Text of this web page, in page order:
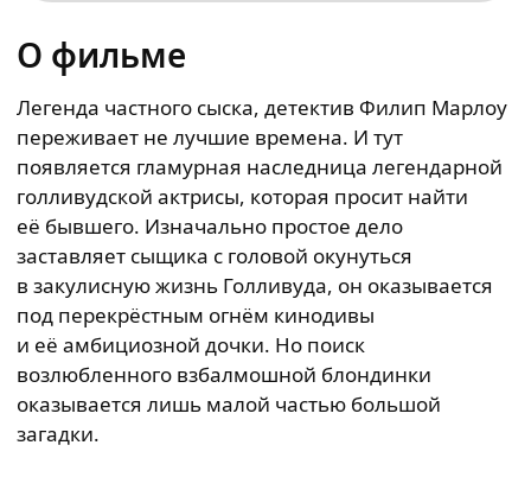
О фильме
Легенда частного сыска, детектив Филип Марлоу
переживает не лучшие времена. И тут
появляется гламурная наследница легендарной
голливудской актрисы, которая просит найти
её бывшего. Изначально простое дело
заставляет сыщика с головой окунуться
в закулисную жизнь Голливуда, он оказывается
под перекрёстным огнём кинодивы
и её амбициозной дочки. Но поиск
возлюбленного взбалмошной блондинки
оказывается лишь малой частью большой
загадки.